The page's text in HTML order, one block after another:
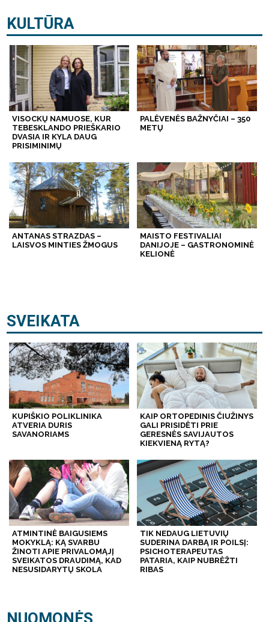
KULTŪRA
VISOCKŲ NAMUOSE, KUR
TEBESKLANDO PRIEŠKARIO
DVASIA IR KYLA DAUG
PRISIMINIMŲ
PALĖVENĖS BAŽNYČIAI – 350
METŲ
ANTANAS STRAZDAS –
LAISVOS MINTIES ŽMOGUS
MAISTO FESTIVALIAI
DANIJOJE – GASTRONOMINĖ
KELIONĖ
SVEIKATA
KUPIŠKIO POLIKLINIKA
ATVERIA DURIS
SAVANORIAMS
KAIP ORTOPEDINIS ČIUŽINYS
GALI PRISIDĖTI PRIE
GERESNĖS SAVIJAUTOS
KIEKVIENĄ RYTĄ?
ATMINTINĖ BAIGUSIEMS
MOKYKLĄ: KĄ SVARBU
ŽINOTI APIE PRIVALOMĄJĮ
SVEIKATOS DRAUDIMĄ, KAD
NESUSIDARYTŲ SKOLA
TIK NEDAUG LIETUVIŲ
SUDERINA DARBĄ IR POILSĮ:
PSICHOTERAPEUTAS
PATARIA, KAIP NUBRĖŽTI
RIBAS